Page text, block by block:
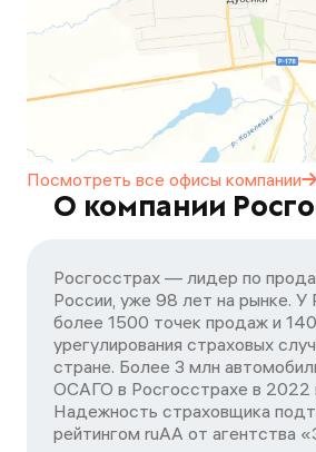
Посмотреть все офисы компании
О компании
Росгосстрах — лидер по
России, уже 98 лет на рынке. У
более 1500 точек продаж и
урегулирования страховых
стране. Более 3 млн
ОСАГО в Росгосстрахе в 2022
Надежность страховщика
рейтингом ruАА от агентства